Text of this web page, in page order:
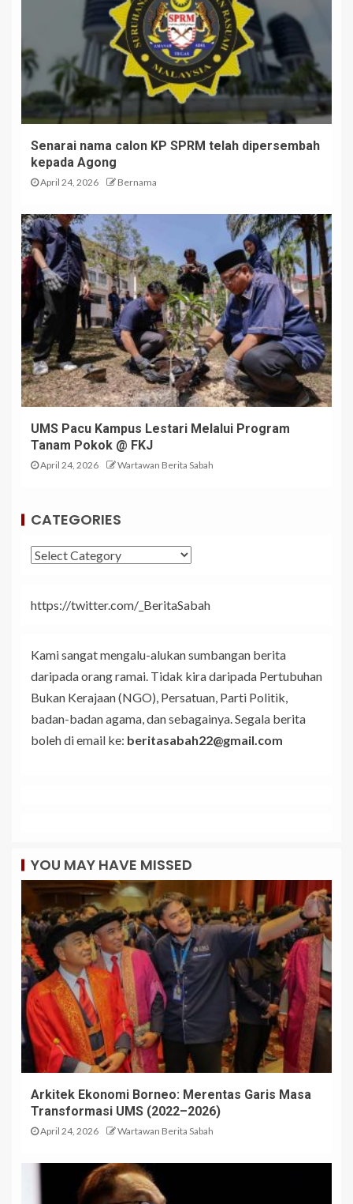
Senarai nama calon KP SPRM telah dipersembah
kepada Agong
April 24, 2026 Bernama
UMS Pacu Kampus Lestari Melalui Program
Tanam Pokok @ FKJ
April 24, 2026 Wartawan Berita Sabah
CATEGORIES
https://twitter.com/_BeritaSabah
Kami sangat mengalu-alukan sumbangan berita
daripada orang ramai. Tidak kira daripada Pertubuhan
Bukan Kerajaan (NGO), Persatuan, Parti Politik,
badan-badan agama, dan sebagainya. Segala berita
boleh di email ke: beritasabah22@gmail.com
YOU MAY HAVE MISSED
Arkitek Ekonomi Borneo: Merentas Garis Masa
Transformasi UMS (2022–2026)
April 24, 2026 Wartawan Berita Sabah